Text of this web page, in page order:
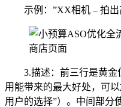
示例：”XX相机 – 拍
3.描述：前三行是黄
用能带来的最大好处，可
用户的选择”）。中间部分